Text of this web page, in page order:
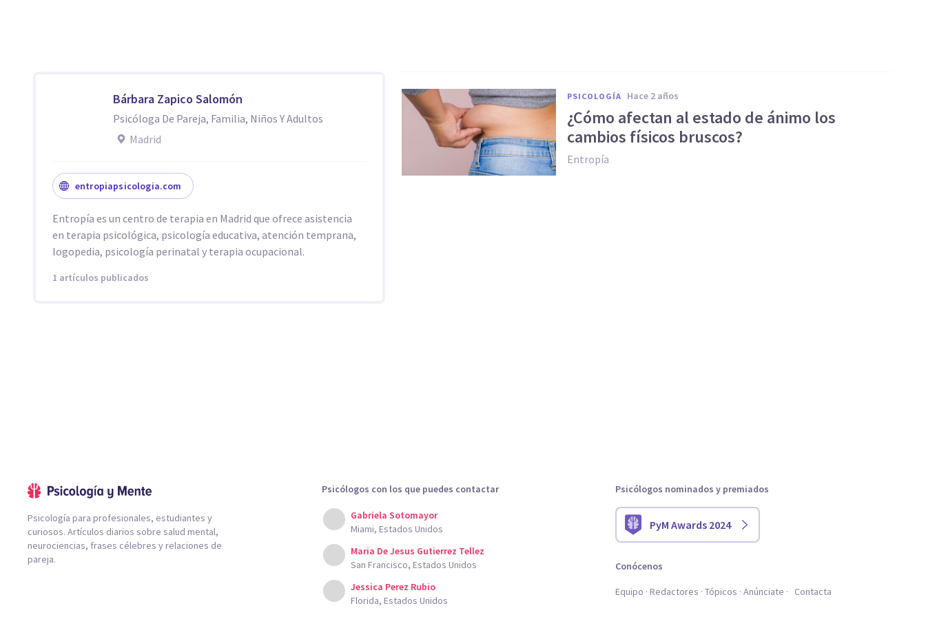
Bárbara Zapico Salomón
Psicóloga De Pareja, Familia, Niños Y Adultos
Madrid
entropiapsicologia.com
Entropía es un centro de terapia en Madrid que ofrece asistencia
en terapia psicológica, psicología educativa, atención temprana,
logopedia, psicología perinatal y terapia ocupacional.
1 artículos publicados
PSICOLOGÍA hace 2 años
¿Cómo afectan al estado de ánimo los
cambios físicos bruscos?
Entropía
Psicología para profesionales, estudiantes y
curiosos. Artículos diarios sobre salud mental,
neurociencias, frases célebres y relaciones de
pareja.
Psicólogos con los que puedes contactar
Gabriela Sotomayor
Miami, Estados Unidos
Maria De Jesus Gutierrez Tellez
San Francisco, Estados Unidos
Jessica Perez Rubio
Florida, Estados Unidos
Psicólogos nominados y premiados
PyM Awards 2024
Conócenos
Equipo Redactores Tópicos Anúnciate Contacta